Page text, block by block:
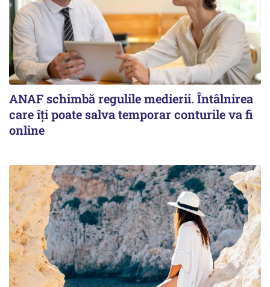
ANAF schimbă regulile medierii. Întâlnirea
care îți poate salva temporar conturile va fi
online